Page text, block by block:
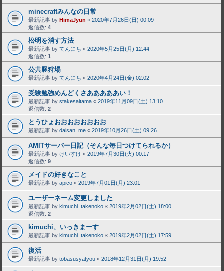
minecraftみんなの日常
最新記事 by HimaJyun « 2020年7月26日(日) 00:09
返信数: 4
松明を消す方法
最新記事 by てんにち « 2020年5月25日(月) 12:44
返信数: 1
公共豚狩場
最新記事 by てんにち « 2020年4月24日(金) 02:02
受験勉強めんどくさあああああい！
最新記事 by stakesaitama « 2019年11月09日(土) 13:10
返信数: 2
とうひょおおおおおおおお
最新記事 by daisan_me « 2019年10月26日(土) 09:26
AMITサーバー日記（そんな毎日つけてられるか）
最新記事 by けいすけ « 2019年7月30日(火) 00:17
返信数: 9
メイドの好きなこと
最新記事 by apico « 2019年7月01日(月) 23:01
ユーザーネーム変更しました
最新記事 by kimuchi_takenoko « 2019年2月02日(土) 18:00
返信数: 2
kimuchi、いっきまーす
最新記事 by kimuchi_takenoko « 2019年2月02日(土) 17:59
復活
最新記事 by tobasusyatyou « 2018年12月31日(月) 19:52